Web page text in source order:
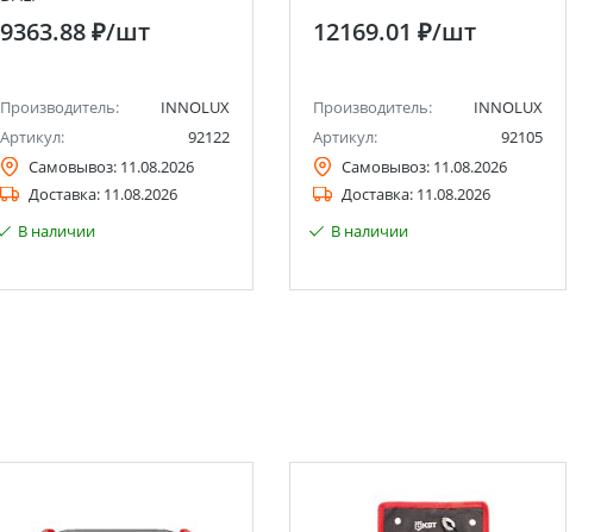
9363.88 ₽/шт
Производитель:
INNOLUX
Артикул:
92122
Самовывоз: 11.08.2026
Доставка: 11.08.2026
В наличии
12169.01 ₽/шт
Производитель:
INNOLUX
Артикул:
92105
Самовывоз: 11.08.2026
Доставка: 11.08.2026
В наличии